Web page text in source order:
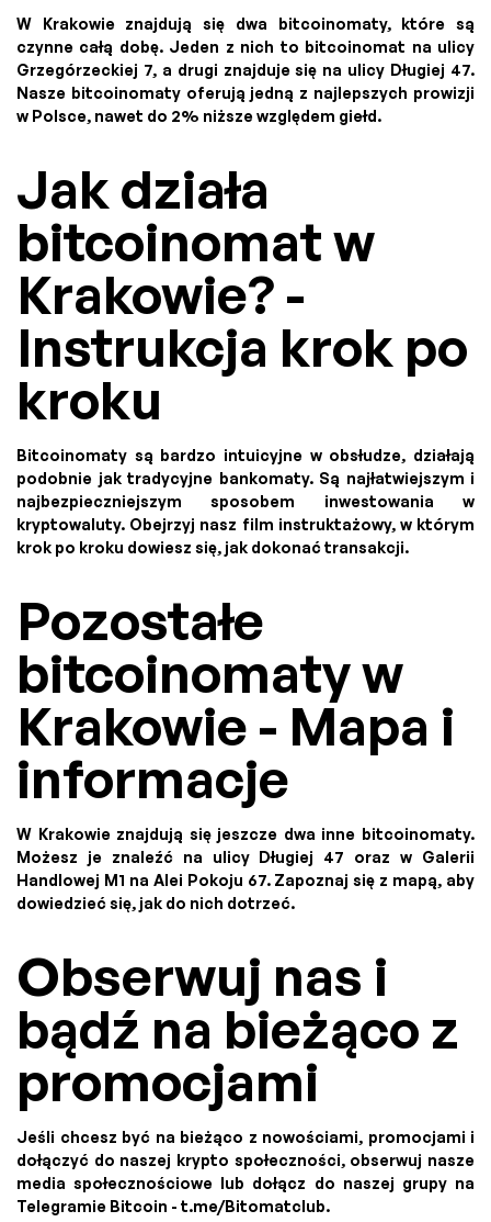
W Krakowie znajdują się dwa bitcoinomaty, które są
czynne całą dobę. Jeden z nich to bitcoinomat na ulicy
Grzegórzeckiej 7, a drugi znajduje się na ulicy Długiej 47.
Nasze bitcoinomaty oferują jedną z najlepszych prowizji
w Polsce, nawet do 2% niższe względem giełd.
Jak działa
bitcoinomat w
Krakowie? -
Instrukcja krok po
kroku
Bitcoinomaty są bardzo intuicyjne w obsłudze, działają
podobnie jak tradycyjne bankomaty. Są najłatwiejszym i
najbezpieczniejszym sposobem inwestowania w
kryptowaluty. Obejrzyj nasz film instruktażowy, w którym
krok po kroku dowiesz się, jak dokonać transakcji.
Pozostałe
bitcoinomaty w
Krakowie - Mapa i
informacje
W Krakowie znajdują się jeszcze dwa inne bitcoinomaty.
Możesz je znaleźć na ulicy Długiej 47 oraz w Galerii
Handlowej M1 na Alei Pokoju 67. Zapoznaj się z mapą, aby
dowiedzieć się, jak do nich dotrzeć.
Obserwuj nas i
bądź na bieżąco z
promocjami
Jeśli chcesz być na bieżąco z nowościami, promocjami i
dołączyć do naszej krypto społeczności, obserwuj nasze
media społecznościowe lub dołącz do naszej grupy na
Telegramie Bitcoin - t.me/Bitomatclub.